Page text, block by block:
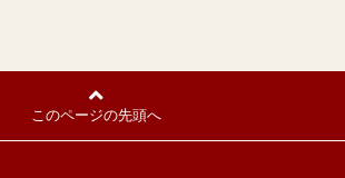
このページの先頭へ